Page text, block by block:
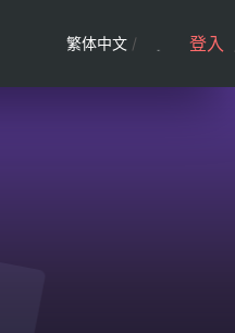
繁体中文 / 登入